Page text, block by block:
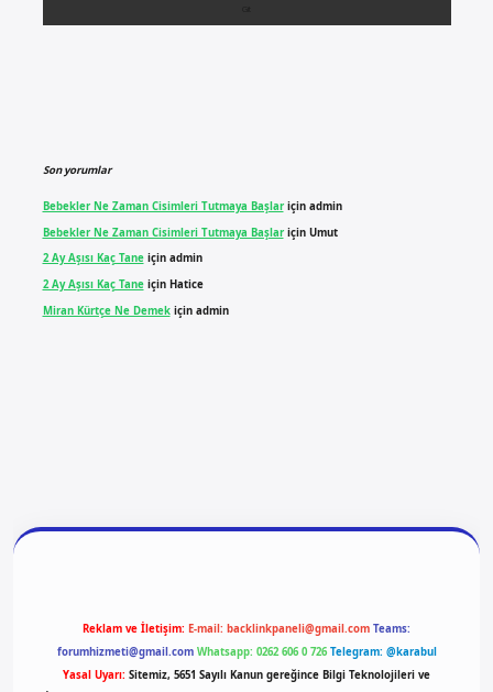
Son yorumlar
Bebekler Ne Zaman Cisimleri Tutmaya Başlariçin admin
Bebekler Ne Zaman Cisimleri Tutmaya Başlariçin Umut
2 Ay Aşısı Kaç Taneiçin admin
2 Ay Aşısı Kaç Taneiçin Hatice
Miran Kürtçe Ne Demekiçin admin
Reklam ve İletişim: E-mail: backlinkpaneli@gmail.com Teams:
forumhizmeti@gmail.com Whatsapp: 0262 606 0 726 Telegram: @karabul
Yasal Uyarı: Sitemiz, 5651 Sayılı Kanun gereğince Bilgi Teknolojileri ve